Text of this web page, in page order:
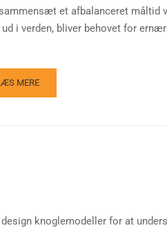
et afbalanceret måltid
i verden, bliver behovet for
MERE
knoglemodeller for at